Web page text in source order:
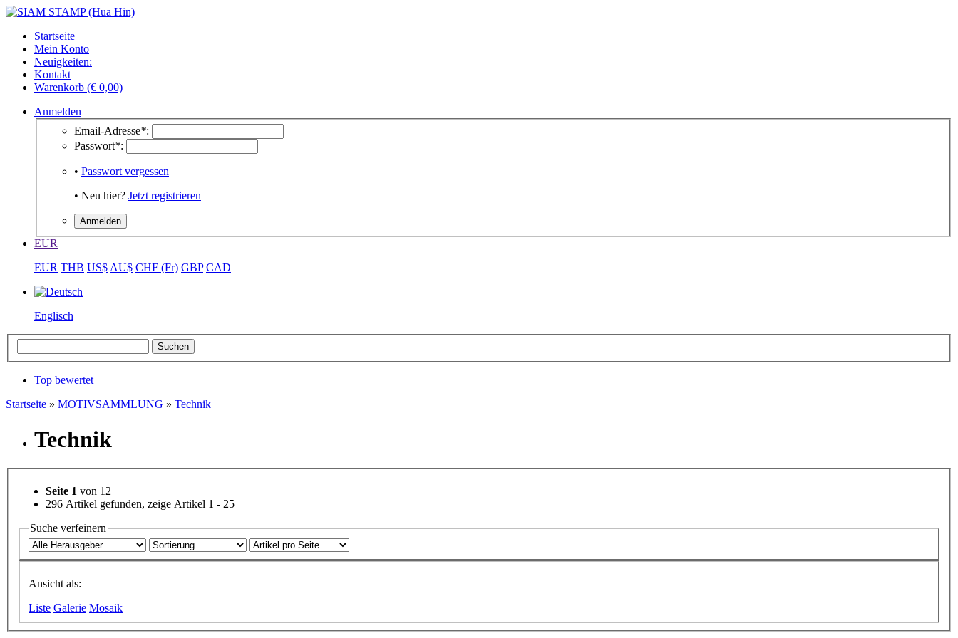
Startseite
Mein Konto
Neuigkeiten:
Kontakt
Warenkorb (€ 0,00)
Anmelden
Email-Adresse*:
Passwort*:
• Passwort vergessen
• Neu hier? Jetzt registrieren
EUR
EUR THB US$ AU$ CHF (Fr) GBP CAD
Englisch
Top bewertet
Startseite » MOTIVSAMMLUNG » Technik
Technik
Seite 1 von 12
296 Artikel gefunden, zeige Artikel 1 - 25
Suche verfeinern
Ansicht als:
Liste Galerie Mosaik